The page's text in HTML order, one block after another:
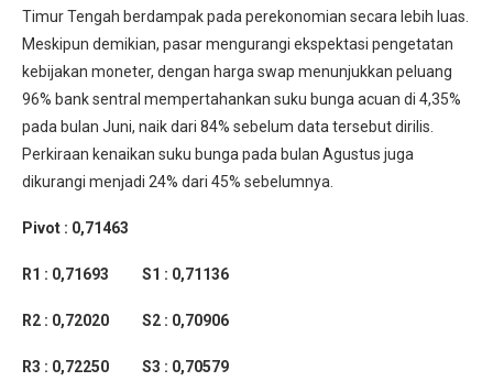
Timur Tengah berdampak pada perekonomian secara lebih luas.
Meskipun demikian, pasar mengurangi ekspektasi pengetatan
kebijakan moneter, dengan harga swap menunjukkan peluang
96% bank sentral mempertahankan suku bunga acuan di 4,35%
pada bulan Juni, naik dari 84% sebelum data tersebut dirilis.
Perkiraan kenaikan suku bunga pada bulan Agustus juga
dikurangi menjadi 24% dari 45% sebelumnya.
Pivot : 0,71463
R1 : 0,71693 S1 : 0,71136
R2 : 0,72020 S2 : 0,70906
R3 : 0,72250 S3 : 0,70579